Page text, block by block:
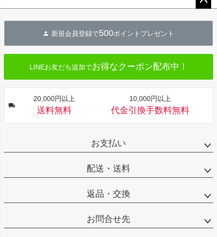
へ
新規会員登録で500ポイントプレゼント
LINEお友だち追加でお得なクーポン配布中！
20,000円以上
送料無料
10,000円以上
代金引換手数料無料
お支払い
配送・送料
返品・交換
お問合せ先